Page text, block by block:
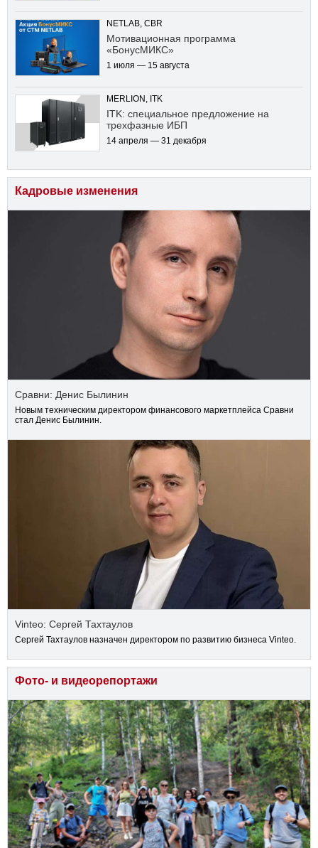
NETLAB, CBR
Мотивационная программа
«БонусМИКС»
1 июля — 15 августа
MERLION, ITK
ITK: специальное предложение на
трехфазные ИБП
14 апреля — 31 декабря
Кадровые изменения
Сравни: Денис Былинин
Новым техническим директором финансового маркетплейса Сравни
стал Денис Былинин.
Vinteo: Сергей Тахтаулов
Сергей Тахтаулов назначен директором по развитию бизнеса Vinteo.
Фото- и видеорепортажи